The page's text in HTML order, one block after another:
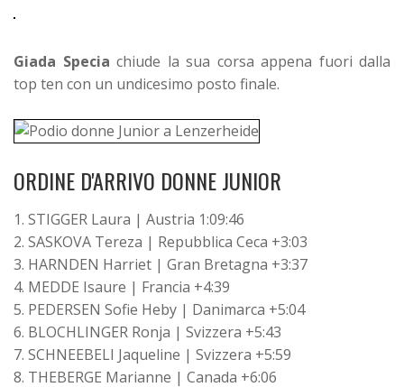
Giada Specia chiude la sua corsa appena fuori dalla
top ten con un undicesimo posto finale.
ORDINE D'ARRIVO DONNE JUNIOR
1. STIGGER Laura | Austria 1:09:46
2. SASKOVA Tereza | Repubblica Ceca +3:03
3. HARNDEN Harriet | Gran Bretagna +3:37
4. MEDDE Isaure | Francia +4:39
5. PEDERSEN Sofie Heby | Danimarca +5:04
6. BLOCHLINGER Ronja | Svizzera +5:43
7. SCHNEEBELI Jaqueline | Svizzera +5:59
8. THEBERGE Marianne | Canada +6:06